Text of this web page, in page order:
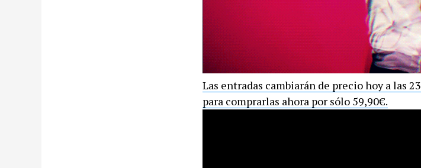
Las entradas cambiarán de precio hoy a las
para comprarlas ahora por sólo 59,90€.